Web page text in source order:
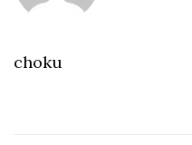
choku